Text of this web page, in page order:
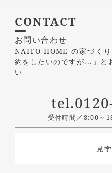
CONTACT
お問い合わせ
NAITO HOME の家づく
約をしたいのですが...」と
い
受付時間／8:00～
見